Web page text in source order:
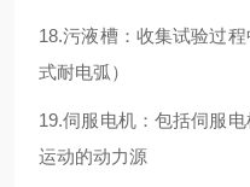
18.污液槽：收集试验过
式耐电弧）
19.伺服电机：包括伺服
运动的动力源